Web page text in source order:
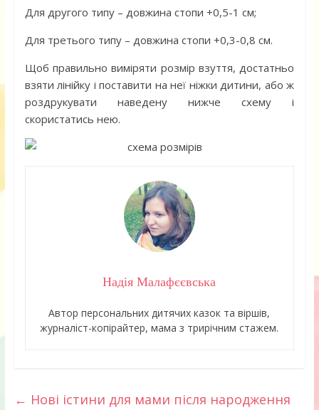
Для другого типу – довжина стопи +0,5-1 см;
Для третього типу – довжина стопи +0,3-0,8 см.
Щоб правильно виміряти розмір взуття, достатньо
взяти лінійку і поставити на неї ніжки дитини, або ж
роздрукувати наведену нижче схему і
скористатись нею.
Надія Малафєєвська
Автор персональних дитячих казок та віршів,
журналіст-копірайтер, мама з трирічним стажем.
← Нові істини для мами після народження